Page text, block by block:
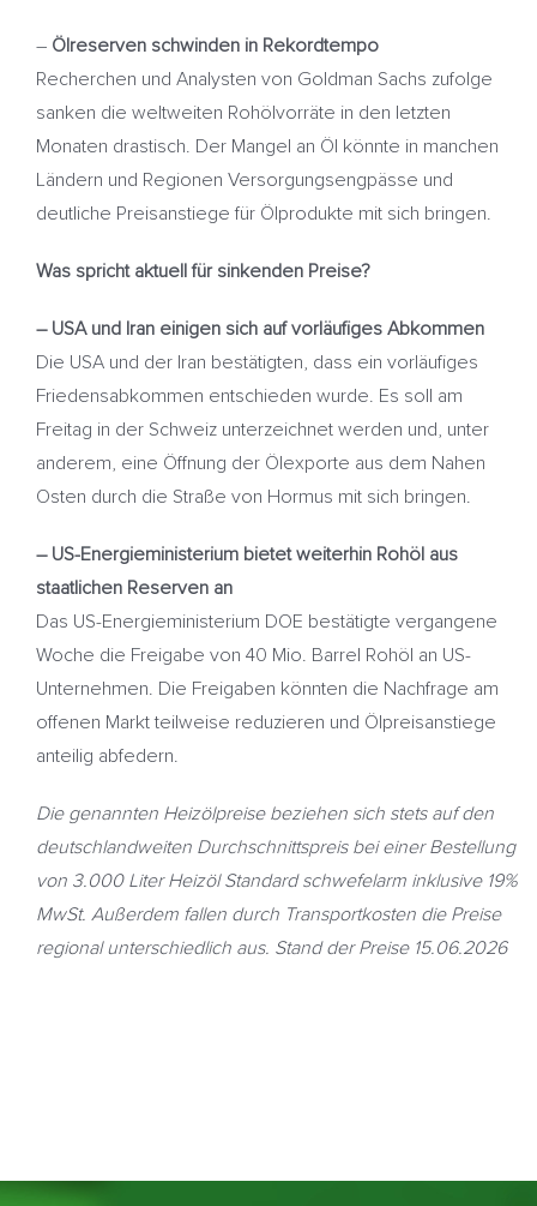
– Ölreserven schwinden in Rekordtempo
Recherchen und Analysten von Goldman Sachs zufolge
sanken die weltweiten Rohölvorräte in den letzten
Monaten drastisch. Der Mangel an Öl könnte in manchen
Ländern und Regionen Versorgungsengpässe und
deutliche Preisanstiege für Ölprodukte mit sich bringen.
Was spricht aktuell für sinkenden Preise?
– USA und Iran einigen sich auf vorläufiges Abkommen
Die USA und der Iran bestätigten, dass ein vorläufiges
Friedensabkommen entschieden wurde. Es soll am
Freitag in der Schweiz unterzeichnet werden und, unter
anderem, eine Öffnung der Ölexporte aus dem Nahen
Osten durch die Straße von Hormus mit sich bringen.
– US-Energieministerium bietet weiterhin Rohöl aus
staatlichen Reserven an
Das US-Energieministerium DOE bestätigte vergangene
Woche die Freigabe von 40 Mio. Barrel Rohöl an US-
Unternehmen. Die Freigaben könnten die Nachfrage am
offenen Markt teilweise reduzieren und Ölpreisanstiege
anteilig abfedern.
Die genannten Heizölpreise beziehen sich stets auf den
deutschlandweiten Durchschnittspreis bei einer Bestellung
von 3.000 Liter Heizöl Standard schwefelarm inklusive 19%
MwSt. Außerdem fallen durch Transportkosten die Preise
regional unterschiedlich aus. Stand der Preise 15.06.2026